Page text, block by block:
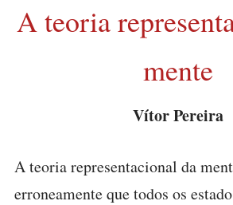
A teoria
mente
Vítor Pereira
A teoria representacional da
erroneamente que todos os